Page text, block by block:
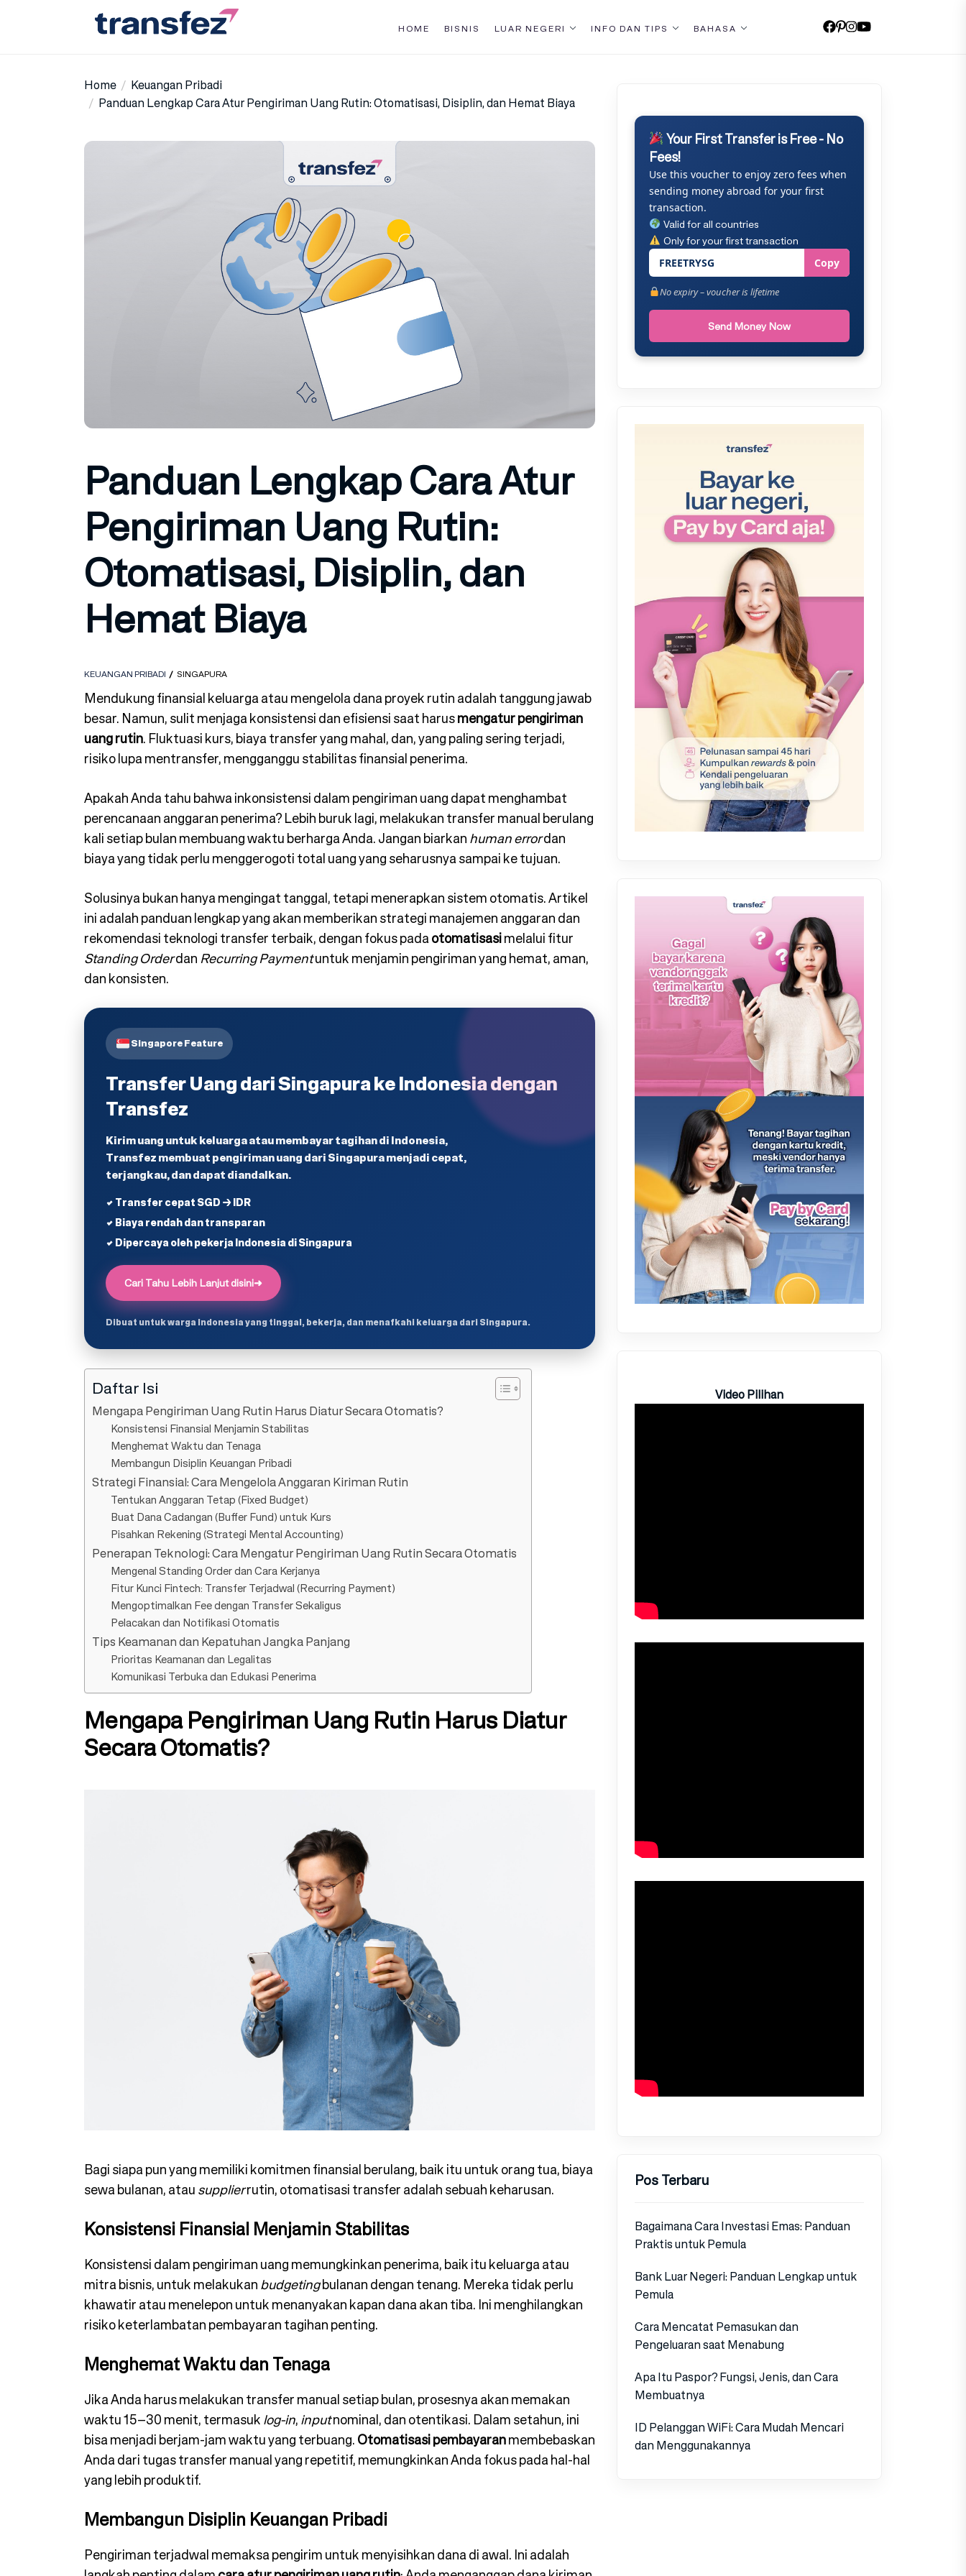
HOME BISNIS LUAR NEGERI INFO DAN TIPS BAHASA
Home
Keuangan Pribadi
Panduan Lengkap Cara Atur Pengiriman Uang Rutin: Otomatisasi, Disiplin, dan Hemat Biaya
Panduan Lengkap Cara Atur
Pengiriman Uang Rutin:
Otomatisasi, Disiplin, dan
Hemat Biaya
KEUANGAN PRIBADI SINGAPURA
Mendukung finansial keluarga atau mengelola dana proyek rutin adalah tanggung jawab
besar. Namun, sulit menjaga konsistensi dan efisiensi saat harusmengatur pengiriman
uang rutin. Fluktuasi kurs, biaya transfer yang mahal, dan, yang paling sering terjadi,
risiko lupa mentransfer, mengganggu stabilitas finansial penerima.
Apakah Anda tahu bahwa inkonsistensi dalam pengiriman uang dapat menghambat
perencanaan anggaran penerima? Lebih buruk lagi, melakukan transfer manual berulang
kali setiap bulan membuang waktu berharga Anda. Jangan biarkanhuman errordan
biaya yang tidak perlu menggerogoti total uang yang seharusnya sampai ke tujuan.
Solusinya bukan hanya mengingat tanggal, tetapi menerapkan sistem otomatis. Artikel
ini adalah panduan lengkap yang akan memberikan strategi manajemen anggaran dan
rekomendasi teknologi transfer terbaik, dengan fokus padaotomatisasimelalui fitur
Standing OrderdanRecurring Paymentuntuk menjamin pengiriman yang hemat, aman,
dan konsisten.
Singapore Feature
Transfer Uang dari Singapura ke Indonesia dengan
Transfez
Kirim uang untuk keluarga atau membayar tagihan di Indonesia,
Transfez membuat pengiriman uang dari Singapura menjadi cepat,
terjangkau, dan dapat diandalkan.
✔ Transfer cepat SGD → IDR
✔ Biaya rendah dan transparan
✔ Dipercaya oleh pekerja Indonesia di Singapura
Cari Tahu Lebih Lanjut disini➜
Dibuat untuk warga Indonesia yang tinggal, bekerja, dan menafkahi keluarga dari Singapura.
Daftar Isi
Mengapa Pengiriman Uang Rutin Harus Diatur Secara Otomatis?
Konsistensi Finansial Menjamin Stabilitas
Menghemat Waktu dan Tenaga
Membangun Disiplin Keuangan Pribadi
Strategi Finansial: Cara Mengelola Anggaran Kiriman Rutin
Tentukan Anggaran Tetap (Fixed Budget)
Buat Dana Cadangan (Buffer Fund) untuk Kurs
Pisahkan Rekening (Strategi Mental Accounting)
Penerapan Teknologi: Cara Mengatur Pengiriman Uang Rutin Secara Otomatis
Mengenal Standing Order dan Cara Kerjanya
Fitur Kunci Fintech: Transfer Terjadwal (Recurring Payment)
Mengoptimalkan Fee dengan Transfer Sekaligus
Pelacakan dan Notifikasi Otomatis
Tips Keamanan dan Kepatuhan Jangka Panjang
Prioritas Keamanan dan Legalitas
Komunikasi Terbuka dan Edukasi Penerima
Mengapa Pengiriman Uang Rutin Harus Diatur
Secara Otomatis?
Bagi siapa pun yang memiliki komitmen finansial berulang, baik itu untuk orang tua, biaya
sewa bulanan, atausupplierrutin, otomatisasi transfer adalah sebuah keharusan.
Konsistensi Finansial Menjamin Stabilitas
Konsistensi dalam pengiriman uang memungkinkan penerima, baik itu keluarga atau
mitra bisnis, untuk melakukanbudgetingbulanan dengan tenang. Mereka tidak perlu
khawatir atau menelepon untuk menanyakan kapan dana akan tiba. Ini menghilangkan
risiko keterlambatan pembayaran tagihan penting.
Menghemat Waktu dan Tenaga
Jika Anda harus melakukan transfer manual setiap bulan, prosesnya akan memakan
waktu 15–30 menit, termasuklog-in,inputnominal, dan otentikasi. Dalam setahun, ini
bisa menjadi berjam-jam waktu yang terbuang.Otomatisasi pembayaranmembebaskan
Anda dari tugas transfer manual yang repetitif, memungkinkan Anda fokus pada hal-hal
yang lebih produktif.
Membangun Disiplin Keuangan Pribadi
Pengiriman terjadwal memaksa pengirim untuk menyisihkan dana di awal. Ini adalah
Your First Transfer is Free - No
Fees!
Use this voucher to enjoy zero fees when
sending money abroad for your first
transaction.
Valid for all countries
Only for your first transaction
FREETRYSG Copy
No expiry – voucher is lifetime
Send Money Now
Video Pilihan
Pos Terbaru
Bagaimana Cara Investasi Emas: Panduan
Praktis untuk Pemula
Bank Luar Negeri: Panduan Lengkap untuk
Pemula
Cara Mencatat Pemasukan dan
Pengeluaran saat Menabung
Apa Itu Paspor? Fungsi, Jenis, dan Cara
Membuatnya
ID Pelanggan WiFi: Cara Mudah Mencari
dan Menggunakannya